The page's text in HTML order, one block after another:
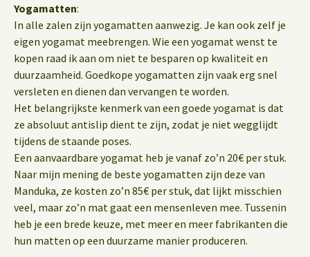
Yogamatten:
In alle zalen zijn yogamatten aanwezig. Je kan ook zelf je
eigen yogamat meebrengen. Wie een yogamat wenst te
kopen raad ik aan om niet te besparen op kwaliteit en
duurzaamheid. Goedkope yogamatten zijn vaak erg snel
versleten en dienen dan vervangen te worden.
Het belangrijkste kenmerk van een goede yogamat is dat
ze absoluut antislip dient te zijn, zodat je niet wegglijdt
tijdens de staande poses.
Een aanvaardbare yogamat heb je vanaf zo’n 20€ per stuk.
Naar mijn mening de beste yogamatten zijn deze van
Manduka, ze kosten zo’n 85€ per stuk, dat lijkt misschien
veel, maar zo’n mat gaat een mensenleven mee. Tussenin
heb je een brede keuze, met meer en meer fabrikanten die
hun matten op een duurzame manier produceren.